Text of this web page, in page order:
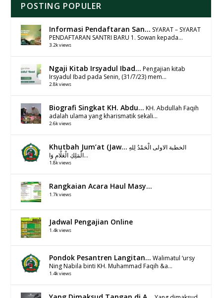
POSTING POPULER
Informasi Pendaftaran San... SYARAT – SYARAT
PENDAFTARAN SANTRI BARU 1. Sowan kepada...
3.2k views
Ngaji Kitab Irsyadul Ibad... Pengajian kitab
Irsyadul Ibad pada Senin, (31/7/23) mem...
2.8k views
Biografi Singkat KH. Abdu... KH. Abdullah Faqih
adalah ulama yang kharismatik sekali...
2.6k views
Khutbah Jum’at (Jaw... الخطبة الاولى الْحَمْدُ لِلهِ
الْمَلِكِ الْعَلَّامِ وَا...
1.8k views
Rangkaian Acara Haul Masy...
1.7k views
Jadwal Pengajian Online
1.4k views
Pondok Pesantren Langitan... Walimatul ‘ursy
Ning Nabila binti KH. Muhammad Faqih &a...
1.4k views